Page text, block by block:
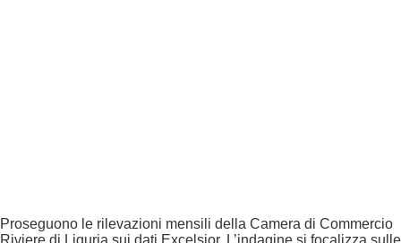
Proseguono le rilevazioni mensili della Camera di Commercio
Riviere di Liguria sui dati Excelsior. L’indagine si focalizza sulle